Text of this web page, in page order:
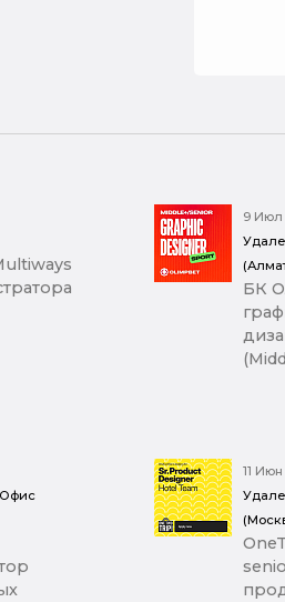
9 Июл
БК
11 Июн